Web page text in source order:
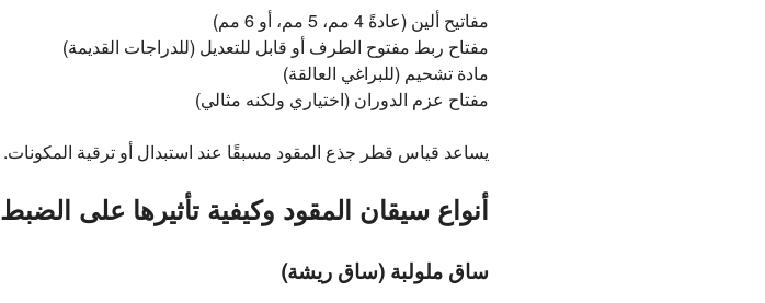
مفاتيح ألين (عادةً 4 مم، 5 مم، أو 6 مم)
مفتاح ربط مفتوح الطرف أو قابل للتعديل (للدراجات القديمة)
مادة تشحيم (للبراغي العالقة)
مفتاح عزم الدوران (اختياري ولكنه مثالي)
يساعد قياس قطر جذع المقود مسبقًا عند استبدال أو ترقية المكونات.
أنواع سيقان المقود وكيفية تأثيرها على الضبط
ساق ملولبة (ساق ريشة)